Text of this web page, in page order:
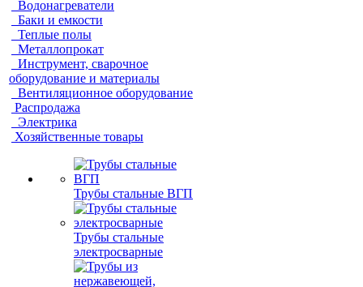
Водонагреватели
Баки и емкости
Теплые полы
Металлопрокат
Инструмент, сварочное
оборудование и материалы
Вентиляционное оборудование
Распродажа
Электрика
Хозяйственные товары
Трубы стальные ВГП
Трубы стальные
электросварные